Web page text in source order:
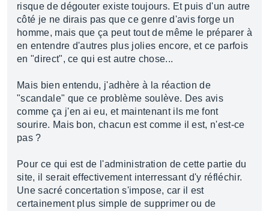
risque de dégouter existe toujours. Et puis d'un autre
côté je ne dirais pas que ce genre d'avis forge un
homme, mais que ça peut tout de même le préparer à
en entendre d'autres plus jolies encore, et ce parfois
en "direct", ce qui est autre chose...
Mais bien entendu, j'adhère à la réaction de
"scandale" que ce problème soulève. Des avis
comme ça j'en ai eu, et maintenant ils me font
sourire. Mais bon, chacun est comme il est, n'est-ce
pas ?
Pour ce qui est de l'administration de cette partie du
site, il serait effectivement interressant d'y réfléchir.
Une sacré concertation s'impose, car il est
certainement plus simple de supprimer ou de